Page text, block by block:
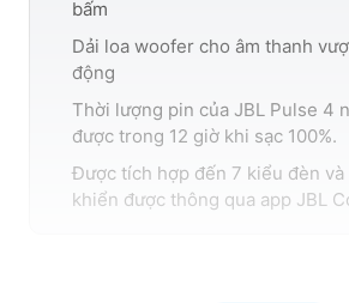
100 loa (các loa có
PartyBoost)
bấm
Dải loa woofer cho âm thanh
động
Thời lượng pin của JBL Pulse 4
được trong 12 giờ khi sạc 100%.
Được tích hợp đến 7 kiểu đèn
khiển được thông qua app JBL